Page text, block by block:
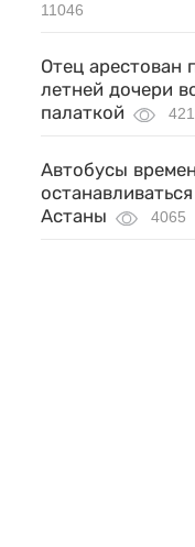
11046
Отец арестован
летней дочери
палаткой
Автобусы
Астаны
4065